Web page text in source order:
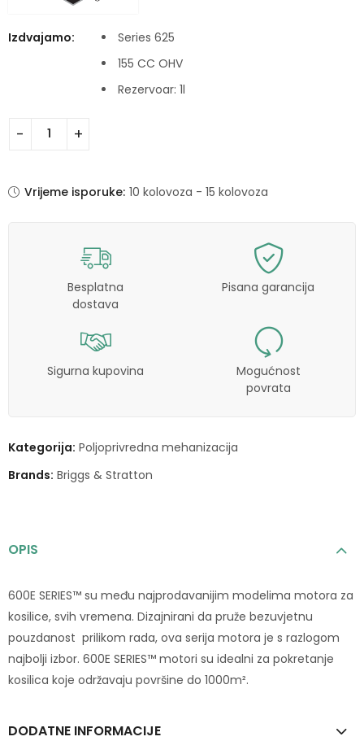
Izdvajamo:
Series 625
155 CC OHV
Rezervoar: 1l
Vrijeme isporuke: 10 kolovoza - 15 kolovoza
Besplatna
dostava
Pisana garancija
Sigurna kupovina
Mogućnost
povrata
Kategorija: Poljoprivredna mehanizacija
Brands: Briggs & Stratton
OPIS
600E SERIES™ su među najprodavanijim modelima motora za
kosilice, svih vremena. Dizajnirani da pruže bezuvjetnu
pouzdanost prilikom rada, ova serija motora je s razlogom
najbolji izbor. 600E SERIES™ motori su idealni za pokretanje
kosilica koje održavaju površine do 1000m².
DODATNE INFORMACIJE